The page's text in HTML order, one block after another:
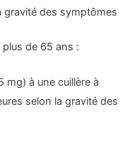
gravité des symptômes
de 65 ans :
mg) à une cuillère à
selon la gravité des